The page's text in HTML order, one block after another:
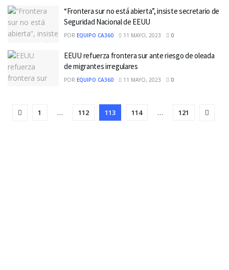
“Frontera sur no está abierta”, insiste secretario de
Seguridad Nacional de EEUU
POR EQUIPO CA360 11 MAYO, 2023 0
EEUU refuerza frontera sur ante riesgo de oleada
de migrantes irregulares
POR EQUIPO CA360 11 MAYO, 2023 0
1 … 112 113 114 … 121